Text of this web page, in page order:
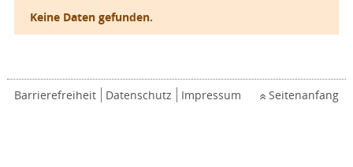
Keine Daten gefunden.
Barrierefreiheit Datenschutz Impressum Seitenanfang